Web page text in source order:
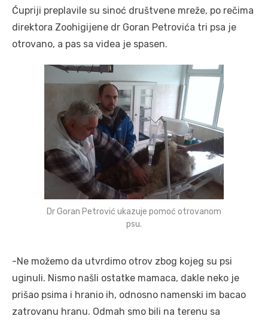
Ćupriji preplavile su sinoć društvene mreže, po rečima
direktora Zoohigijene dr Goran Petrovića tri psa je
otrovano, a pas sa videa je spasen.
Dr Goran Petrović ukazuje pomoć otrovanom
psu.
-Ne možemo da utvrdimo otrov zbog kojeg su psi
uginuli. Nismo našli ostatke mamaca, dakle neko je
prišao psima i hranio ih, odnosno namenski im bacao
zatrovanu hranu. Odmah smo bili na terenu sa